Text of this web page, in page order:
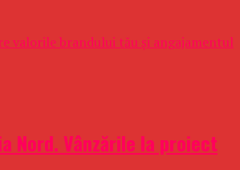
valorile brandului tău și angajamentul
Nord. Vânzările la proiect